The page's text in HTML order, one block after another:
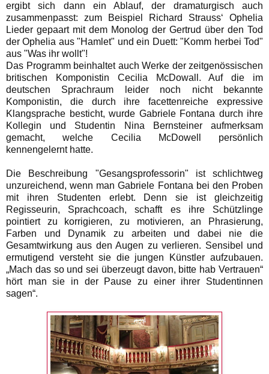
ergibt sich dann ein Ablauf, der dramaturgisch auch
zusammenpasst: zum Beispiel Richard Strauss‘ Ophelia
Lieder gepaart mit dem Monolog der Gertrud über den Tod
der Ophelia aus "Hamlet" und ein Duett: "Komm herbei Tod"
aus "Was ihr wollt"!
Das Programm beinhaltet auch Werke der zeitgenössischen
britischen Komponistin Cecilia McDowall. Auf die im
deutschen Sprachraum leider noch nicht bekannte
Komponistin, die durch ihre facettenreiche expressive
Klangsprache besticht, wurde Gabriele Fontana durch ihre
Kollegin und Studentin Nina Bernsteiner aufmerksam
gemacht, welche Cecilia McDowell persönlich
kennengelernt hatte.
Die Beschreibung "Gesangsprofessorin" ist schlichtweg
unzureichend, wenn man Gabriele Fontana bei den Proben
mit ihren Studenten erlebt. Denn sie ist gleichzeitig
Regisseurin, Sprachcoach, schafft es ihre Schützlinge
pointiert zu korrigieren, zu motivieren, an Phrasierung,
Farben und Dynamik zu arbeiten und dabei nie die
Gesamtwirkung aus den Augen zu verlieren. Sensibel und
ermutigend versteht sie die jungen Künstler aufzubauen.
„Mach das so und sei überzeugt davon, bitte hab Vertrauen“
hört man sie in der Pause zu einer ihrer Studentinnen
sagen“.